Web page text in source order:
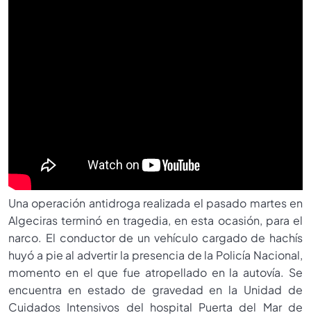
Una operación antidroga realizada el pasado martes en
Algeciras terminó en tragedia, en esta ocasión, para el
narco. El conductor de un vehículo cargado de hachís
huyó a pie al advertir la presencia de la Policía Nacional,
momento en el que fue atropellado en la autovía. Se
encuentra en estado de gravedad en la Unidad de
Cuidados Intensivos del hospital Puerta del Mar de